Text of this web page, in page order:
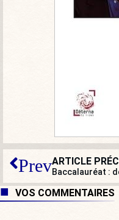
Prev
VOS COMMENTAIRES